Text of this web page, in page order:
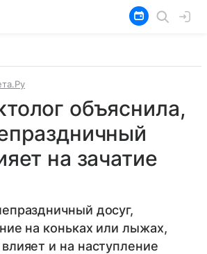
объяснила,
на зачатие
досуг,
на коньках или лыжах,
и на наступление